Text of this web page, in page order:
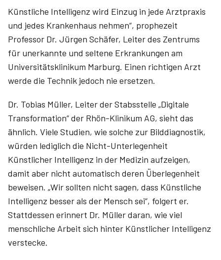
Künstliche Intelligenz wird Einzug in jede Arztpraxis
und jedes Krankenhaus nehmen“, prophezeit
Professor Dr. Jürgen Schäfer, Leiter des Zentrums
für unerkannte und seltene Erkrankungen am
Universitätsklinikum Marburg. Einen richtigen Arzt
werde die Technik jedoch nie ersetzen.
Dr. Tobias ­Müller, Leiter der Stabsstelle „Digitale
Transformation“ der Rhön-Klinikum AG, sieht das
ähnlich. Viele Studien, wie solche zur Bilddiagnostik,
würden lediglich die Nicht-Unterlegenheit
Künstlicher Intelligenz in der Medizin aufzeigen,
damit aber nicht automatisch deren Überlegenheit
beweisen. „Wir sollten nicht sagen, dass Künstliche
Intelligenz besser als der Mensch sei“, folgert er.
Stattdessen erinnert Dr. Müller daran, wie viel
menschliche Arbeit sich hinter Künstlicher Intelligenz
verstecke.